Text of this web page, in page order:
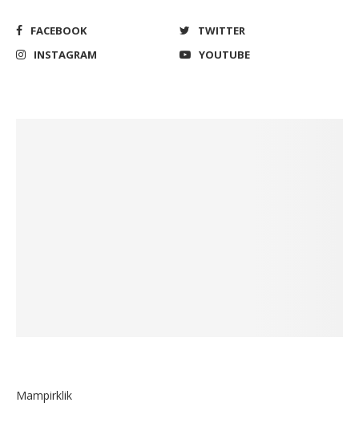
FACEBOOK
TWITTER
INSTAGRAM
YOUTUBE
Mampirklik